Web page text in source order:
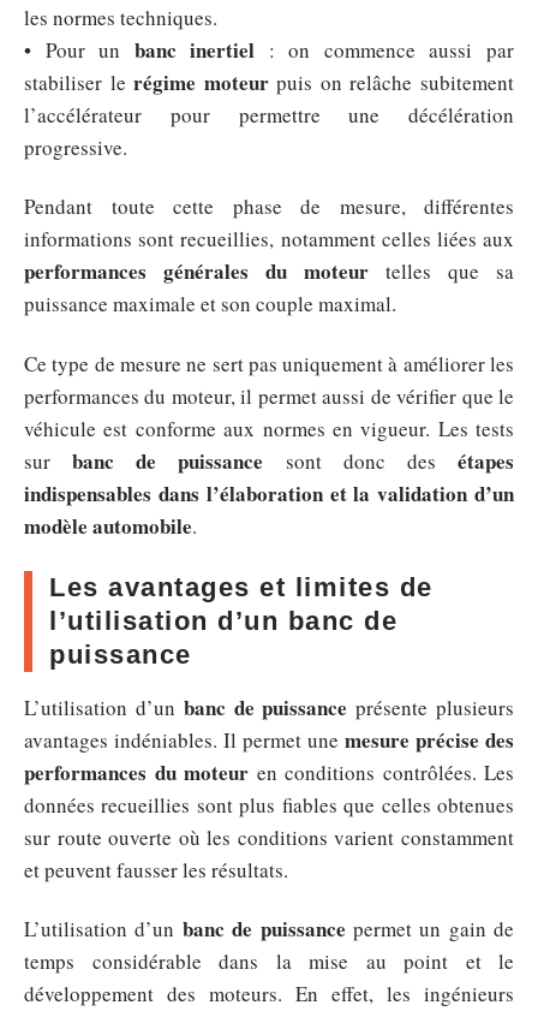
les normes techniques.
• Pour un banc inertiel : on commence aussi par
stabiliser lerégime moteurpuis on relâche subitement
l’accélérateur pour permettre une décélération
progressive.
Pendant toute cette phase de mesure, différentes
informations sont recueillies, notamment celles liées aux
performances générales du moteur telles que sa
puissance maximale et son couple maximal.
Ce type de mesure ne sert pas uniquement à améliorer les
performances du moteur, il permet aussi de vérifier que le
véhicule est conforme aux normes en vigueur. Les tests
surbanc de puissance sont donc desétapes
indispensables dans l’élaboration et la validation d’un
modèle automobile.
Les avantages et limites de
l’utilisation d’un banc de
puissance
L’utilisation d’un banc de puissance présente plusieurs
avantages indéniables. Il permet une mesure précise des
performances du moteur en conditions contrôlées. Les
données recueillies sont plus fiables que celles obtenues
sur route ouverte où les conditions varient constamment
et peuvent fausser les résultats.
L’utilisation d’un banc de puissance permet un gain de
temps considérable dans la mise au point et le
développement des moteurs. En effet, les ingénieurs